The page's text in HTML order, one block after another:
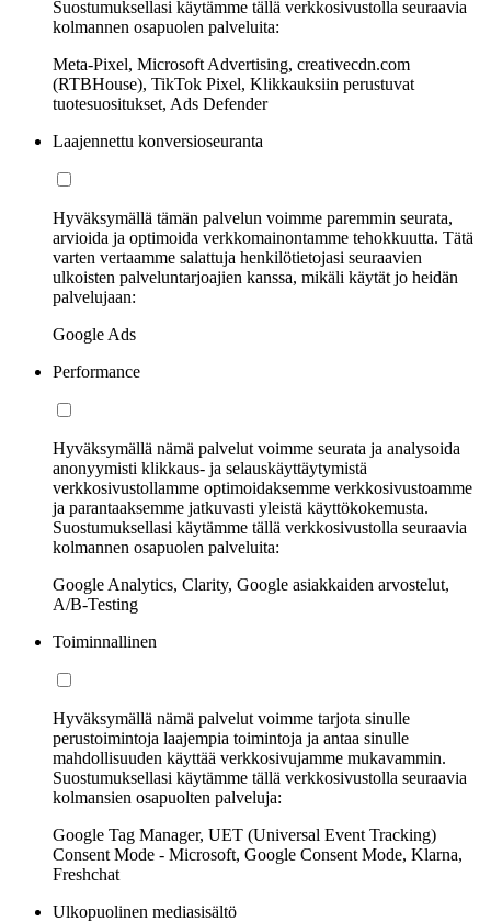
Suostumuksellasi käytämme tällä verkkosivustolla seuraavia
kolmannen osapuolen palveluita:
Meta-Pixel, Microsoft Advertising, creativecdn.com
(RTBHouse), TikTok Pixel, Klikkauksiin perustuvat
tuotesuositukset, Ads Defender
Laajennettu konversioseuranta
Hyväksymällä tämän palvelun voimme paremmin seurata,
arvioida ja optimoida verkkomainontamme tehokkuutta. Tätä
varten vertaamme salattuja henkilötietojasi seuraavien
ulkoisten palveluntarjoajien kanssa, mikäli käytät jo heidän
palvelujaan:
Google Ads
Performance
Hyväksymällä nämä palvelut voimme seurata ja analysoida
anonyymisti klikkaus- ja selauskäyttäytymistä
verkkosivustollamme optimoidaksemme verkkosivustoamme
ja parantaaksemme jatkuvasti yleistä käyttökokemusta.
Suostumuksellasi käytämme tällä verkkosivustolla seuraavia
kolmannen osapuolen palveluita:
Google Analytics, Clarity, Google asiakkaiden arvostelut,
A/B-Testing
Toiminnallinen
Hyväksymällä nämä palvelut voimme tarjota sinulle
perustoimintoja laajempia toimintoja ja antaa sinulle
mahdollisuuden käyttää verkkosivujamme mukavammin.
Suostumuksellasi käytämme tällä verkkosivustolla seuraavia
kolmansien osapuolten palveluja:
Google Tag Manager, UET (Universal Event Tracking)
Consent Mode - Microsoft, Google Consent Mode, Klarna,
Freshchat
Ulkopuolinen mediasisältö